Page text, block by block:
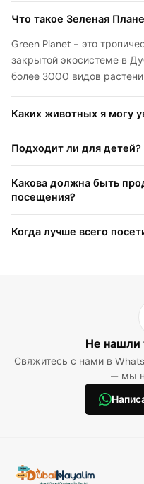
Что такое Зеленая
Green Planet - это
закрытой экосистеме в
более 3000 видов
Каких животных я могу
Подходит ли для детей?
Какова должна быть
посещения?
Когда лучше всего
Не нашли
Свяжитесь с нами в
— мы